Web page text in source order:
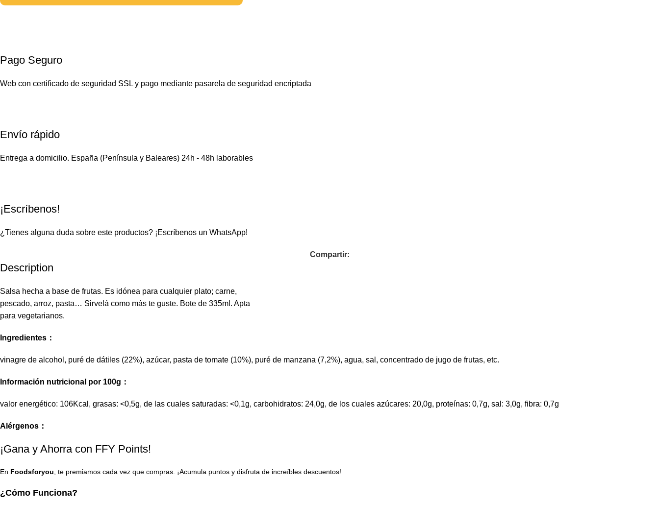
Pago Seguro
Web con certificado de seguridad SSL y pago mediante pasarela de seguridad encriptada
Envío rápido
Entrega a domicilio. España (Península y Baleares) 24h - 48h laborables
¡Escríbenos!
¿Tienes alguna duda sobre este productos? ¡Escríbenos un WhatsApp!
Compartir:
Description
Salsa hecha a base de frutas. Es idónea para cualquier plato; carne,
pescado, arroz, pasta… Sirvelá como más te guste. Bote de 335ml. Apta
para vegetarianos.
Ingredientes：
vinagre de alcohol, puré de dátiles (22%), azúcar, pasta de tomate (10%), puré de manzana (7,2%), agua, sal, concentrado de jugo de frutas, etc.
Información nutricional por 100g：
valor energético: 106Kcal, grasas: <0,5g, de las cuales saturadas: <0,1g, carbohidratos: 24,0g, de los cuales azúcares: 20,0g, proteínas: 0,7g, sal: 3,0g, fibra: 0,7g
Alérgenos：
¡Gana y Ahorra con FFY Points!
En Foodsforyou, te premiamos cada vez que compras. ¡Acumula puntos y disfruta de increíbles descuentos!
¿Cómo Funciona?